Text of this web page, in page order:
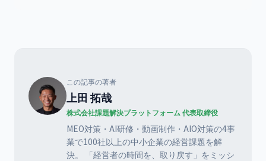
この記事の著者
上田 拓哉
株式会社課題解決プラットフォーム 代表取締役
MEO対策・AI研修・動画制作・AIO対策の4事
業で100社以上の中小企業の経営課題を解
決。 「経営者の時間を、取り戻す」をミッシ